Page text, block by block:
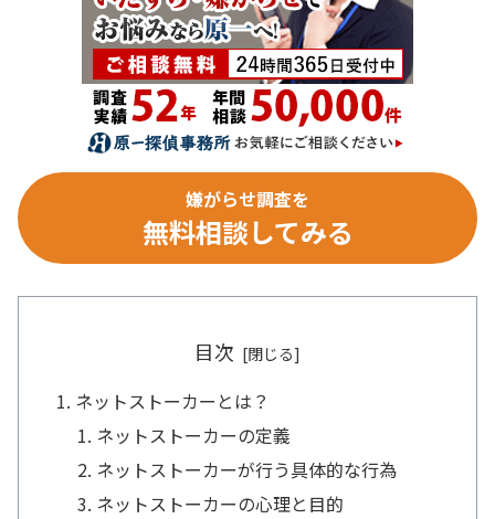
嫌がらせ調査を
無料相談してみる
目次
ネットストーカーとは？
ネットストーカーの定義
ネットストーカーが行う具体的な行為
ネットストーカーの心理と目的